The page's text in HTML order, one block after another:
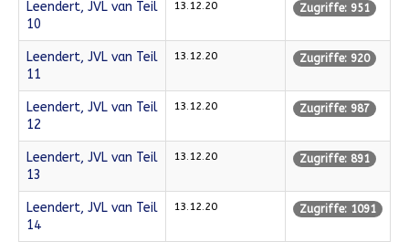
Leendert, JVL van Teil
10
13.12.20 Zugriffe: 951
Leendert, JVL van Teil
11
13.12.20 Zugriffe: 920
Leendert, JVL van Teil
12
13.12.20 Zugriffe: 987
Leendert, JVL van Teil
13
13.12.20 Zugriffe: 891
Leendert, JVL van Teil
14
13.12.20 Zugriffe: 1091